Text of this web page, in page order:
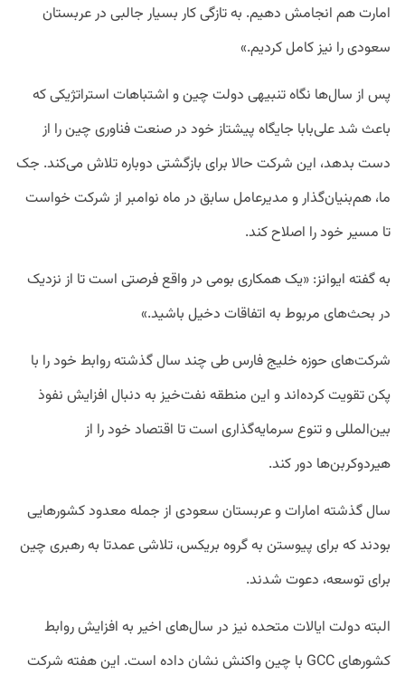
امارت هم انجامش دهیم. به تازگی کار بسیار جالبی در عربستان
سعودی را نیز کامل کردیم.»
پس از سال‌ها نگاه تنبیهی دولت چین و اشتباهات استراتژیکی که
باعث شد علی‌بابا جایگاه پیشتاز خود در صنعت فناوری چین را از
دست بدهد، این شرکت حالا برای بازگشتی دوباره تلاش می‌کند. جک
ما، هم‌بنیان‌گذار و مدیرعامل سابق در ماه نوامبر از شرکت خواست
تا مسیر خود را اصلاح کند.
به گفته ایوانز: «یک همکاری بومی در واقع فرصتی است تا از نزدیک
در بحث‌های مربوط به اتفاقات دخیل باشید.»
شرکت‌های حوزه خلیج فارس طی چند سال گذشته روابط خود را با
پکن تقویت کرده‌اند و این منطقه نفت‌خیز به دنبال افزایش نفوذ
بین‌المللی و تنوع سرمایه‌گذاری است تا اقتصاد خود را از
هیردوکربن‌ها دور کند.
سال گذشته امارات و عربستان سعودی از جمله معدود کشور‌هایی
بودند که برای پیوستن به گروه بریکس، تلاشی عمدتا به رهبری چین
برای توسعه، دعوت شدند.
البته دولت ایالات متحده نیز در سال‌های اخیر به افزایش روابط
کشور‌های GCC با چین واکنش نشان داده است. این هفته شرکت